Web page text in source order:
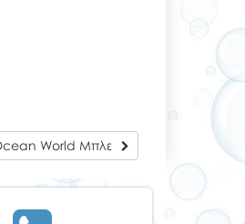
World Μπλε